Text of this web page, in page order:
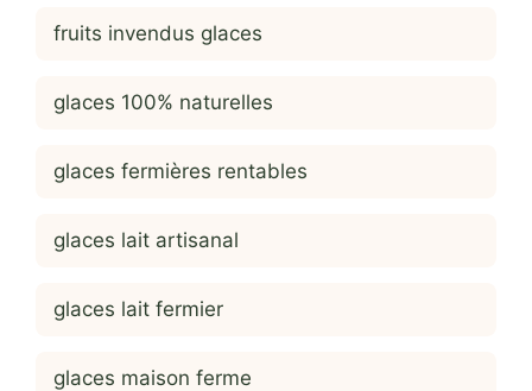
fruits invendus glaces
glaces 100% naturelles
glaces fermières rentables
glaces lait artisanal
glaces lait fermier
glaces maison ferme